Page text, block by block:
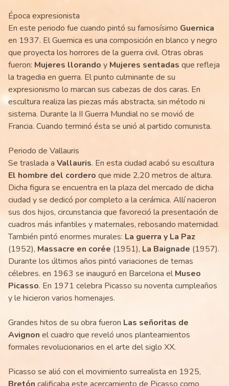
Época expresionista
En este periodo fue cuando pintó su famosísimo Guernica
en 1937. El Guernica es una composición en blanco y negro
que proyecta los horrores de la guerra civil. Otras obras
fueron: Mujeres llorando y Mujeres sentadas que refleja
la tragedia en guerra. El punto culminante de su
expresionismo lo marcan sus cabezas de dos caras. En
escultura realiza las piezas más abstracta, sin método ni
sistema. Durante la II Guerra Mundial no se movió de
Francia. Cuando terminó ésta se unió al partido comunista.
Periodo de Vallauris
Se traslada a Vallauris. En esta ciudad acabó su escultura
El hombre del cordero que mide 2,20 metros de altura.
Dicha figura se encuentra en la plaza del mercado de dicha
ciudad y se dedicó por completo a la cerámica. Allí nacieron
sus dos hijos, circunstancia que favoreció la presentación de
cuadros más infantiles y maternales, rebosando maternidad.
También pintó enormes murales: La guerra y La Paz
(1952), Massacre en corée (1951), La Baignade (1957).
Durante los últimos años pintó variaciones de temas
célebres. en 1963 se inauguró en Barcelona el Museo
Picasso. En 1971 celebra Picasso su noventa cumpleaños
y le hicieron varios homenajes.
Grandes hitos de su obra fueron Las señoritas de
Avignon el cuadro que reveló unos planteamientos
formales revolucionarios en el arte del siglo XX.
Picasso se alió con el movimiento surrealista en 1925,